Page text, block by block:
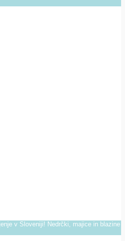
v Sloveniji! Nedrčki, majice in blazine